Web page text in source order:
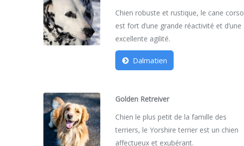
Chien robuste et rustique, le cane corso
est fort d’une grande réactivité et d’une
excellente agilité.
Dalmatien
Golden Retreiver
Chien le plus petit de la famille des
terriers, le Yorshire terrier est un chien
affectueux et exubérant.